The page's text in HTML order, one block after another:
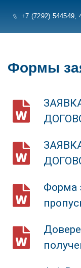
+7 (7292) 544549,
Формы
Форма